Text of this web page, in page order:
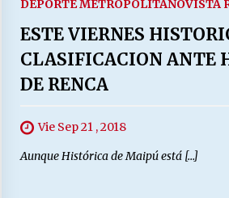
DEPORTE METROPOLITANOVISTA
ESTE VIERNES
CLASIFICACION ANTE
DE RENCA
Vie Sep 21 , 2018
Aunque Histórica de Maipú está […]